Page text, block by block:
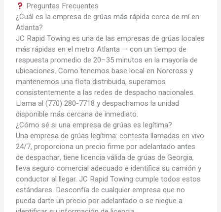
Preguntas Frecuentes
¿Cuál es la empresa de grúas más rápida cerca de mí en
Atlanta?
JC Rapid Towing es una de las empresas de grúas locales
más rápidas en el metro Atlanta — con un tiempo de
respuesta promedio de 20–35 minutos en la mayoría de
ubicaciones. Como tenemos base local en Norcross y
mantenemos una flota distribuida, superamos
consistentemente a las redes de despacho nacionales.
Llama al (770) 280-7718 y despachamos la unidad
disponible más cercana de inmediato.
¿Cómo sé si una empresa de grúas es legítima?
Una empresa de grúas legítima: contesta llamadas en vivo
24/7, proporciona un precio firme por adelantado antes
de despachar, tiene licencia válida de grúas de Georgia,
lleva seguro comercial adecuado e identifica su camión y
conductor al llegar. JC Rapid Towing cumple todos estos
estándares. Desconfía de cualquier empresa que no
pueda darte un precio por adelantado o se niegue a